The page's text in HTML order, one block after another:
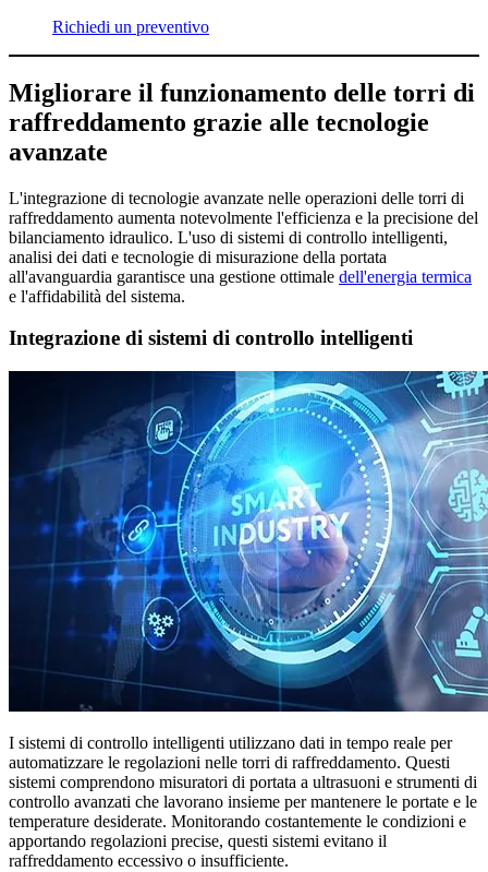
Richiedi un preventivo
Migliorare il funzionamento delle torri di
raffreddamento grazie alle tecnologie
avanzate
L'integrazione di tecnologie avanzate nelle operazioni delle torri di
raffreddamento aumenta notevolmente l'efficienza e la precisione del
bilanciamento idraulico. L'uso di sistemi di controllo intelligenti,
analisi dei dati e tecnologie di misurazione della portata
all'avanguardia garantisce una gestione ottimale dell'energia termica
e l'affidabilità del sistema.
Integrazione di sistemi di controllo intelligenti
I sistemi di controllo intelligenti utilizzano dati in tempo reale per
automatizzare le regolazioni nelle torri di raffreddamento. Questi
sistemi comprendono misuratori di portata a ultrasuoni e strumenti di
controllo avanzati che lavorano insieme per mantenere le portate e le
temperature desiderate. Monitorando costantemente le condizioni e
apportando regolazioni precise, questi sistemi evitano il
raffreddamento eccessivo o insufficiente.